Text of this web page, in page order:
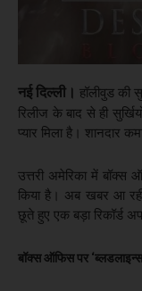
नई दिल्ली। हॉलीवुड की
रिलीज के बाद से ही
प्यार मिला है। शानदार
उत्तरी अमेरिका में
किया है। अब खबर आ
छूते हुए एक बड़ा रिकॉर्ड
बॉक्स ऑफिस पर